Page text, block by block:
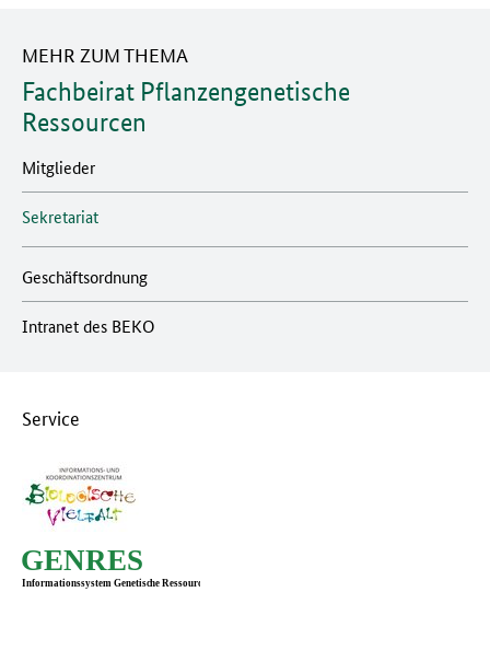
MEHR ZUM THEMA
Fachbeirat Pflanzengenetische
Ressourcen
Mitglieder
Sekretariat
Geschäftsordnung
Intranet des BEKO
Service